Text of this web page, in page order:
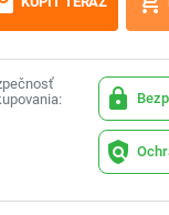
lock
policy